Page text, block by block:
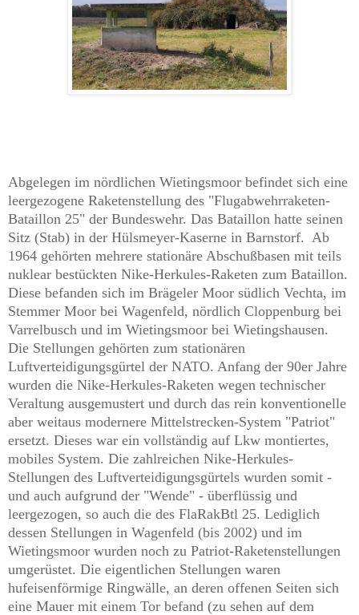
Abgelegen im nördlichen Wietingsmoor befindet sich eine
leergezogene Raketenstellung des "Flugabwehrraketen-
Bataillon 25" der Bundeswehr. Das Bataillon hatte seinen
Sitz (Stab) in der Hülsmeyer-Kaserne in Barnstorf. Ab
1964 gehörten mehrere stationäre Abschußbasen mit teils
nuklear bestückten Nike-Herkules-Raketen zum Bataillon.
Diese befanden sich im Brägeler Moor südlich Vechta, im
Stemmer Moor bei Wagenfeld, nördlich Cloppenburg bei
Varrelbusch und im Wietingsmoor bei Wietingshausen.
Die Stellungen gehörten zum stationären
Luftverteidigungsgürtel der NATO. Anfang der 90er Jahre
wurden die Nike-Herkules-Raketen wegen technischer
Veraltung ausgemustert und durch das rein konventionelle
aber weitaus modernere Mittelstrecken-System "Patriot"
ersetzt. Dieses war ein vollständig auf Lkw montiertes,
mobiles System. Die zahlreichen Nike-Herkules-
Stellungen des Luftverteidigungsgürtels wurden somit -
und auch aufgrund der "Wende" - überflüssig und
leergezogen, so auch die des FlaRakBtl 25. Lediglich
dessen Stellungen in Wagenfeld (bis 2002) und im
Wietingsmoor wurden noch zu Patriot-Raketenstellungen
umgerüstet. Die eigentlichen Stellungen waren
hufeisenförmige Ringwälle, an deren offenen Seiten sich
eine Mauer mit einem Tor befand (zu sehen auf dem